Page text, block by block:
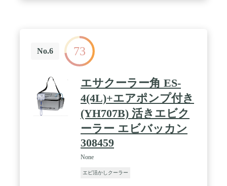
No.6 73
エサクーラー角 ES-
4(4L)+エアポンプ付き
(YH707B) 活きエビク
ーラー エビバッカン
308459
None
エビ活かしクーラー